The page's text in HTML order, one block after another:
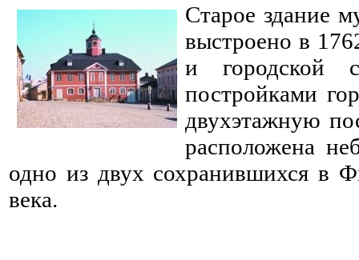
Старое здание
выстроено в
и городской
постройками
двухэтажную
расположена
одно из двух сохранившихся в
века.